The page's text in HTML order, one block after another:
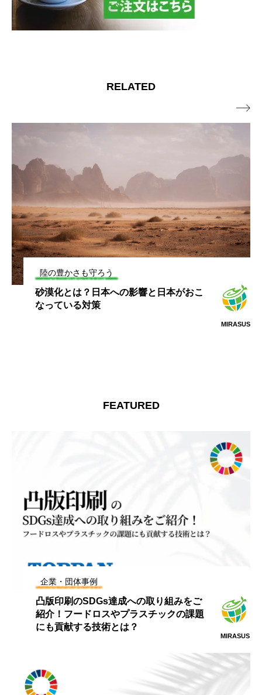
RELATED
陸の豊かさも守ろう
砂漠化とは？日本への影響と日本がおこ
なっている対策
MIRASUS

FEATURED
企業・団体事例
凸版印刷のSDGs達成への取り組みをご
紹介！フードロスやプラスチックの課題
にも貢献する技術とは？
MIRASUS